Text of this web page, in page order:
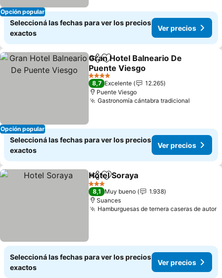
Opción popular
Seleccioná las fechas para ver los precios
exactos
Ver precios
Opción popular
CompartirAñadir a favoritos
Gran Hotel Balneario De
Puente Viesgo
Ver precios
4 Estrellas
8,7 Excelente
12.265
Puente Viesgo
Gastronomía cántabra tradicional
Seleccioná las fechas para ver los precios
exactos
Ver precios
CompartirAñadir a favoritos
Hotel Soraya
3 Estrellas
8,1 Muy bueno
1.938
Suances
Hamburguesas de ternera caseras de autor
Seleccioná las fechas para ver los precios
exactos
Ver precios